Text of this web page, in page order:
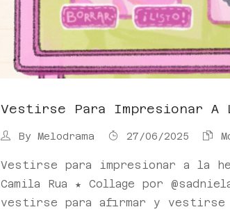
Vestirse Para Impresionar A
By Melodrama 27/06/2025
Vestirse para impresionar a la
Camila Rua ★ Collage por
vestirse para afirmar y vestirse